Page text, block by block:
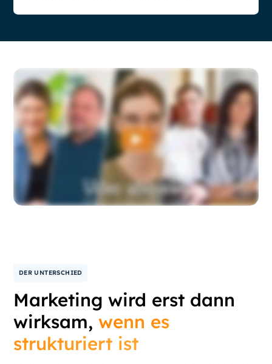
DER UNTERSCHIED
Marketing wird erst dann
wirksam,wenn es
strukturiert ist